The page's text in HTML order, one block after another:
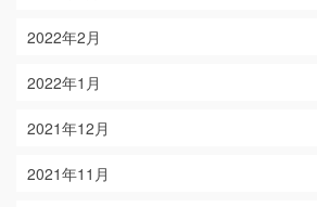
2022年2月
2022年1月
2021年12月
2021年11月